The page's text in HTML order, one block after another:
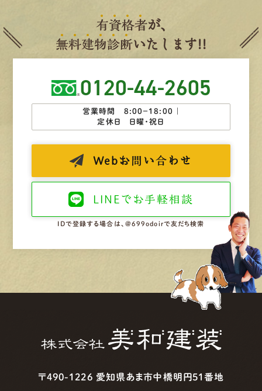
有資格者が、
無料建物診断いたします!!
0120-44-2605
営業時間 8:00−18:00 ｜
定休日 日曜・祝日
Web お問い合わせ
LINEで お手軽相談
IDで登録する場合は、@699odoirで友だち検索
〒490-1226 愛知県あま市中橋明円51番地